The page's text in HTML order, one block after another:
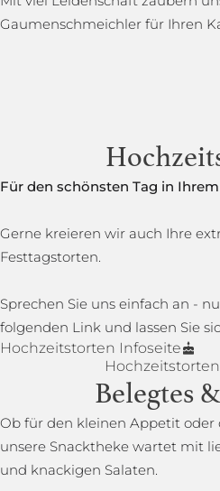
Gaumenschmeichler für Ihren
Für den schönsten Tag in
Gerne kreieren wir auch Ihre
Festtagstorten.
Sprechen Sie uns einfach an -
folgenden Link und lassen Sie
Hochzeitstorten Infoseite
Belegtes
Ob für den kleinen Appetit oder
unsere Snacktheke wartet mit
und knackigen Salaten.